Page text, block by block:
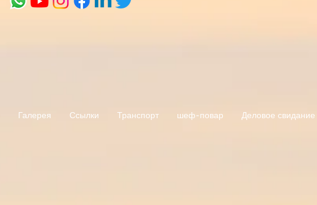
Галерея Ссылки Транспорт шеф-повар Деловое свидание